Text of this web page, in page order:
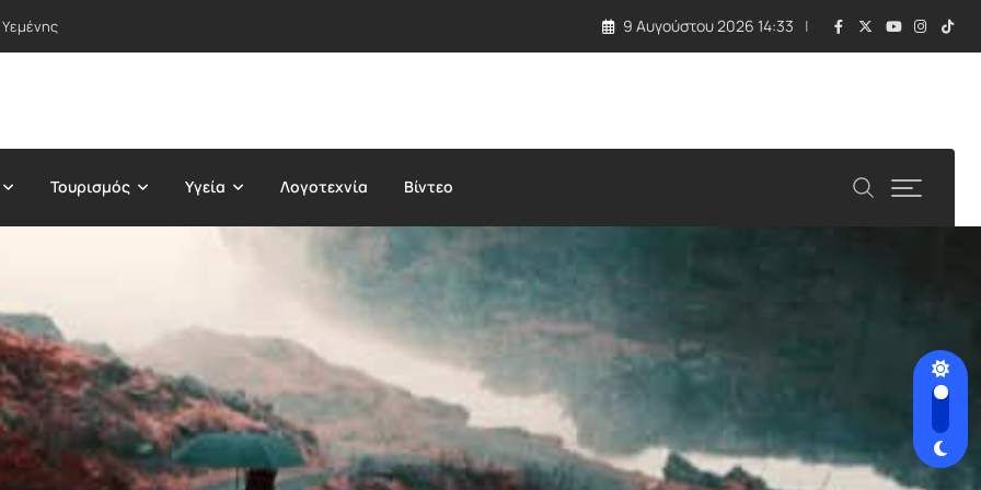
9 Αυγούστου 2026 14:33
Τουρισμός Υγεία Λογοτεχνία Βίντεο